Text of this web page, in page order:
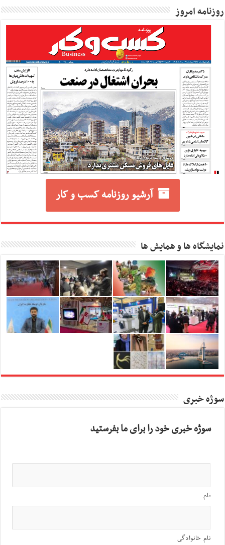
روزنامه امروز
آرشیو روزنامه کسب و کار
نمایشگاه ها و همایش ها
سوژه خبری
سوژه خبری خود را برای ما بفرستید
نام
نام خانوادگی